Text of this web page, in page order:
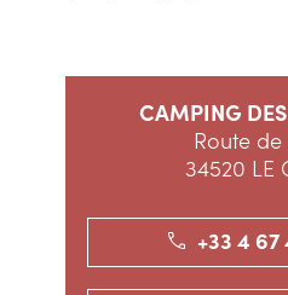
CAMPING
Route
34520 LE
+33 4